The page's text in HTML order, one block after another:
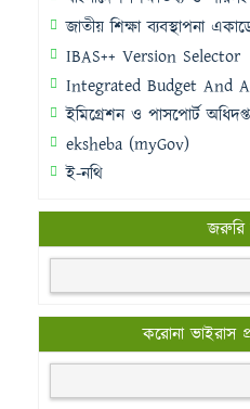
জাতীয় শিক্ষা ব্যবস্থাপনা
IBAS++ Version Selector
Integrated Budget And
ইমিগ্রেশন ও পাসপোর্ট
eksheba (myGov)
ই-নথি
জরুরি
করোনা ভাইরাস